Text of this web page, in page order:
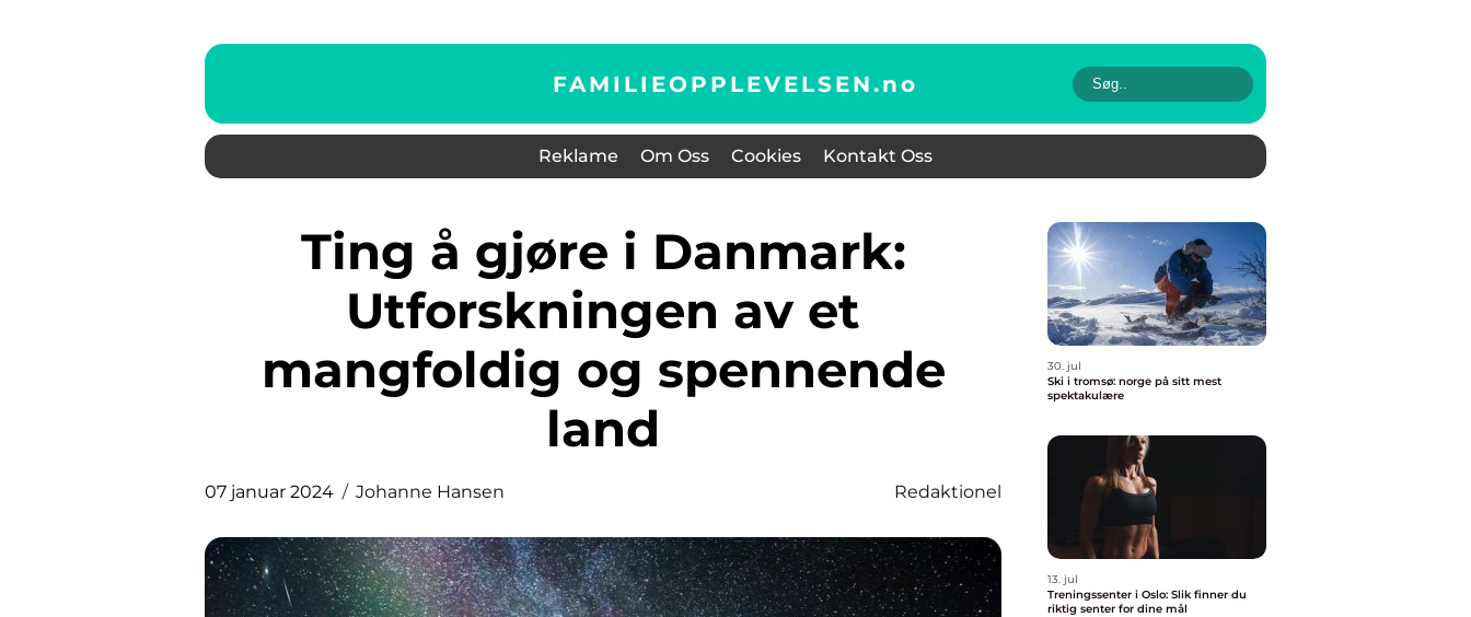
FAMILIEOPPLEVELSEN.no
Reklame Om Oss Cookies Kontakt Oss
Ting å gjøre i Danmark:
Utforskningen av et
mangfoldig og spennende
land
07 januar 2024 Johanne Hansen Redaktionel
30. jul
Ski i tromsø: norge på sitt mest
spektakulære
13. jul
Treningssenter i Oslo: Slik finner du
riktig senter for dine mål